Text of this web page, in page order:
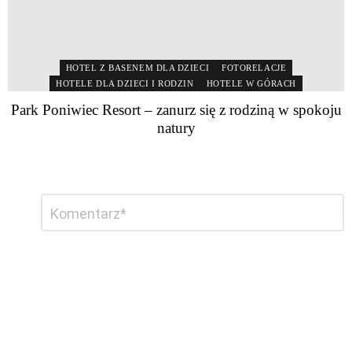
HOTEL Z BASENEM DLA DZIECI
FOTORELACJE
HOTELE DLA DZIECI I RODZIN
HOTELE W GÓRACH
Park Poniwiec Resort – zanurz się z rodziną w spokoju
natury
komentarz